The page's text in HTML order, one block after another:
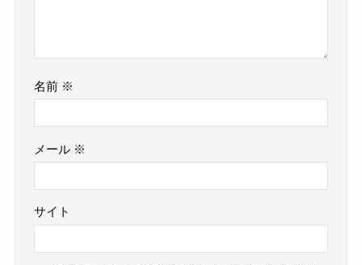
名前 ※
メール ※
サイト